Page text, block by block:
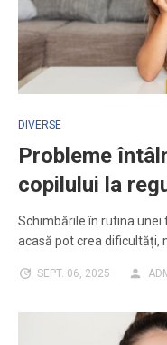
DIVERSE
Probleme
copilului la
Schimbările în rutina
acasă pot crea dificultăți,
SEPT. 06, 2025